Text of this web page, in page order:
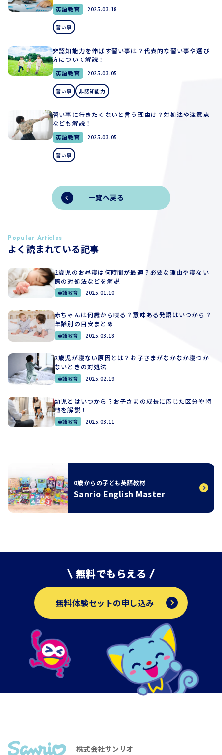
英語教育
2025.03.18
習い事
非認知能力を伸ばす習い事は？代表的な習い事や選び
方について解説！
英語教育
2025.03.05
習い事 非認知能力
習い事に行きたくないと言う理由は？対処法や注意点
なども解説！
英語教育
2025.03.05
習い事
一覧へ戻る
よく読まれている記事
Popular Articles
2歳児のお昼寝は何時間が最適？必要な理由や寝ない
際の対処法などを解説
英語教育 2025.01.10
赤ちゃんは何歳から喋る？意味ある発語はいつから？
年齢別の目安まとめ
英語教育 2025.03.18
2歳児が寝ない原因とは？お子さまがなかなか寝つか
ないときの対処法
英語教育 2025.02.19
幼児とはいつから？お子さまの成長に応じた区分や特
徴を解説！
英語教育 2025.03.11
0歳からの子ども英語教材
Sanrio English Master
無料でもらえる
無料体験セットの申し込み
株式会社サンリオ